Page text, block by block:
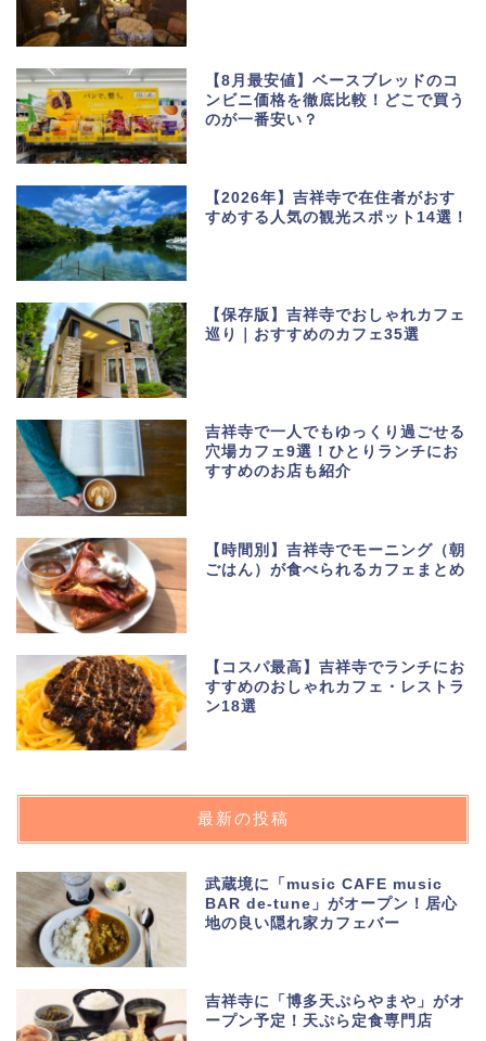
【8月最安値】ベースブレッドのコ
ンビニ価格を徹底比較！どこで買う
のが一番安い？
【2026年】吉祥寺で在住者がおす
すめする人気の観光スポット14選！
【保存版】吉祥寺でおしゃれカフェ
巡り｜おすすめのカフェ35選
吉祥寺で一人でもゆっくり過ごせる
穴場カフェ9選！ひとりランチにお
すすめのお店も紹介
【時間別】吉祥寺でモーニング（朝
ごはん）が食べられるカフェまとめ
【コスパ最高】吉祥寺でランチにお
すすめのおしゃれカフェ・レストラ
ン18選
最新の投稿
武蔵境に「music CAFE music
BAR de-tune」がオープン！居心
地の良い隠れ家カフェバー
吉祥寺に「博多天ぷらやまや」がオ
ープン予定！天ぷら定食専門店